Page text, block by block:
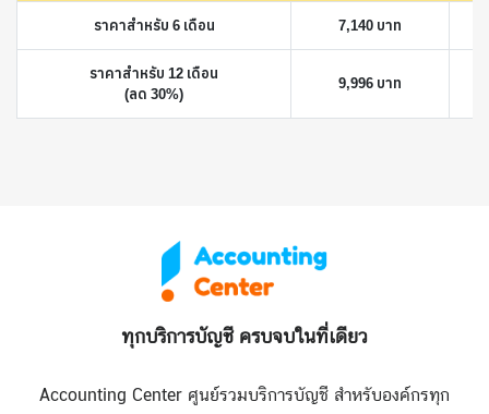
ราคาสำหรับ 6 เดือน 7,140 บาท
ราคาสำหรับ 12 เดือน
(ลด 30%)
9,996 บาท
ทุกบริการบัญชี ครบจบในที่เดียว
Accounting Center ศูนย์รวมบริการบัญชี สำหรับองค์กรทุก